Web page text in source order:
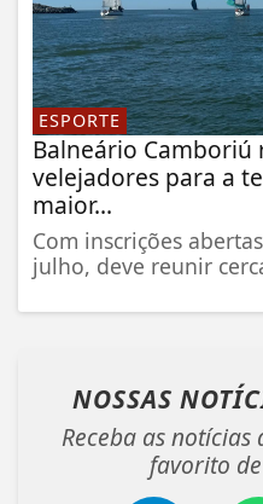
ESPORTE
Balneário Camboriú
velejadores para a
maior...
Com inscrições
julho, deve reunir
NOSSAS
Receba as notícias
favorito